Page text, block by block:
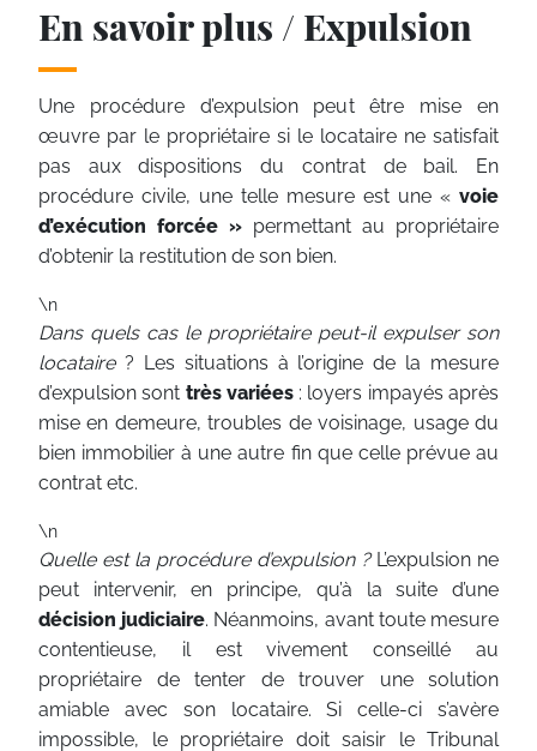
En savoir plus / Expulsion
Une procédure d’expulsion peut être mise en
œuvre par le propriétaire si le locataire ne satisfait
pas aux dispositions du contrat de bail. En
procédure civile, une telle mesure est une « voie
d’exécution forcée » permettant au propriétaire
d’obtenir la restitution de son bien.
\n
Dans quels cas le propriétaire peut-il expulser son
locataire? Les situations à l’origine de la mesure
d’expulsion sont très variées: loyers impayés après
mise en demeure, troubles de voisinage, usage du
bien immobilier à une autre fin que celle prévue au
contrat etc.
\n
Quelle est la procédure d’expulsion ? L’expulsion ne
peut intervenir, en principe, qu’à la suite d’une
décision judiciaire. Néanmoins, avant toute mesure
contentieuse, il est vivement conseillé au
propriétaire de tenter de trouver une solution
amiable avec son locataire. Si celle-ci s’avère
impossible, le propriétaire doit saisir le Tribunal